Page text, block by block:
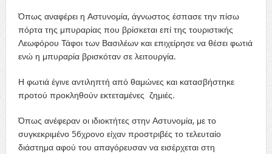
Όπως αναφέρει η Αστυνομία, άγνωστος έσπασε την πίσω
πόρτα της μπυραρίας που βρίσκεται επί της τουριστικής
Λεωφόρου Τάφοι των Βασιλέων και επιχείρησε να θέσει φωτιά
ενώ η μπυραρία βρισκόταν σε λειτουργία.
Η φωτιά έγινε αντιληπτή από θαμώνες και κατασβήστηκε
προτού προκληθούν εκτεταμένες ζημιές.
Όπως ανέφεραν οι ιδιοκτήτες στην Αστυνομία, με το
συγκεκριμένο 56χρονο είχαν προστριβές το τελευταίο
διάστημα αφού του απαγόρευσαν να εισέρχεται στη